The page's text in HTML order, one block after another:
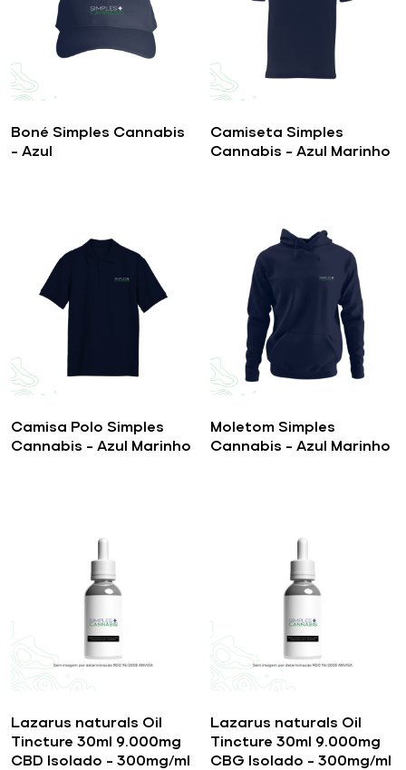
Boné Simples Cannabis
– Azul
Camiseta Simples
Cannabis – Azul Marinho
Camisa Polo Simples
Cannabis – Azul Marinho
Moletom Simples
Cannabis – Azul Marinho
Lazarus naturals Oil
Tincture 30ml 9.000mg
CBD Isolado – 300mg/ml
Lazarus naturals Oil
Tincture 30ml 9.000mg
CBG Isolado – 300mg/ml